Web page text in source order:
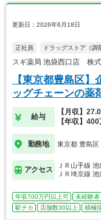
更新日：2026年6月18日
正社員 ドラッグストア（調
スギ薬局 池袋西口店 株
【東京都豊島区
ッグチェーンの薬
給与
【月収】
【年収】
勤務地 東京都 豊島区
アクセス
ＪＲ山手線 池
ＪＲ埼京線
年収700万円以上可 未経験
駅チカ
店舗数30以上 積極